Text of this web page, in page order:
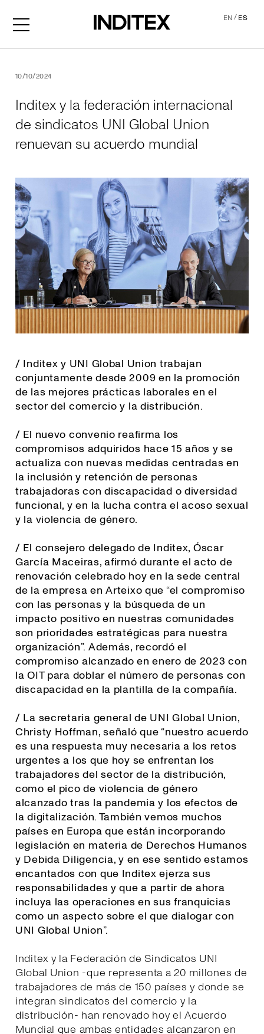
EN/ES
10/10/2024
Inditex y la federación internacional
de sindicatos UNI Global Union
renuevan su acuerdo mundial
/ Inditex y UNI Global Union trabajan
conjuntamente desde 2009 en la promoción
de las mejores prácticas laborales en el
sector del comercio y la distribución.
/ El nuevo convenio reafirma los
compromisos adquiridos hace 15 años y se
actualiza con nuevas medidas centradas en
la inclusión y retención de personas
trabajadoras con discapacidad o diversidad
funcional, y en la lucha contra el acoso sexual
y la violencia de género.
/ El consejero delegado de Inditex, Óscar
García Maceiras, afirmó durante el acto de
renovación celebrado hoy en la sede central
de la empresa en Arteixo que “el compromiso
con las personas y la búsqueda de un
impacto positivo en nuestras comunidades
son prioridades estratégicas para nuestra
organización”. Además, recordó el
compromiso alcanzado en enero de 2023 con
la OIT para doblar el número de personas con
discapacidad en la plantilla de la compañía.
/ La secretaria general de UNI Global Union,
Christy Hoffman, señaló que “nuestro acuerdo
es una respuesta muy necesaria a los retos
urgentes a los que hoy se enfrentan los
trabajadores del sector de la distribución,
como el pico de violencia de género
alcanzado tras la pandemia y los efectos de
la digitalización. También vemos muchos
países en Europa que están incorporando
legislación en materia de Derechos Humanos
y Debida Diligencia, y en ese sentido estamos
encantados con que Inditex ejerza sus
responsabilidades y que a partir de ahora
incluya las operaciones en sus franquicias
como un aspecto sobre el que dialogar con
UNI Global Union”.
Inditex y la Federación de Sindicatos UNI
Global Union -que representa a 20 millones de
trabajadores de más de 150 países y donde se
integran sindicatos del comercio y la
distribución- han renovado hoy el Acuerdo
Mundial que ambas entidades alcanzaron en